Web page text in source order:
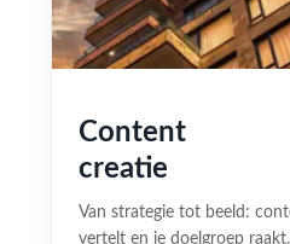
Content
creatie
Van strategie tot beeld:
vertelt en je doelgroep raakt.